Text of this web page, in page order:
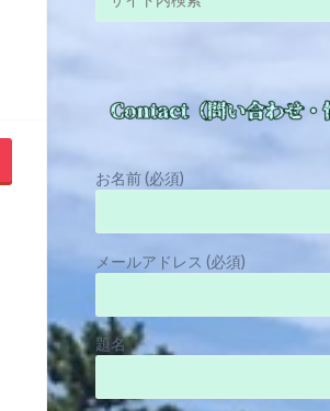
お名前 (必須)
メールアドレス (必須)
題名